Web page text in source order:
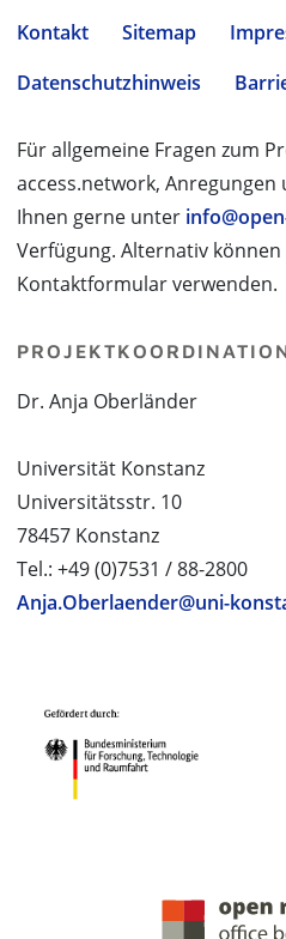
Kontakt Sitemap
Datenschutzhinweis
Für allgemeine Fragen zum
access.network,
Ihnen gerne unter
Verfügung. Alternativ können
Kontaktformular verwenden.
Dr. Anja Oberländer
Universität Konstanz
Universitätsstr. 10
78457 Konstanz
Tel.: +49 (0)7531 / 88-2800
Anja.Oberlaender@uni-